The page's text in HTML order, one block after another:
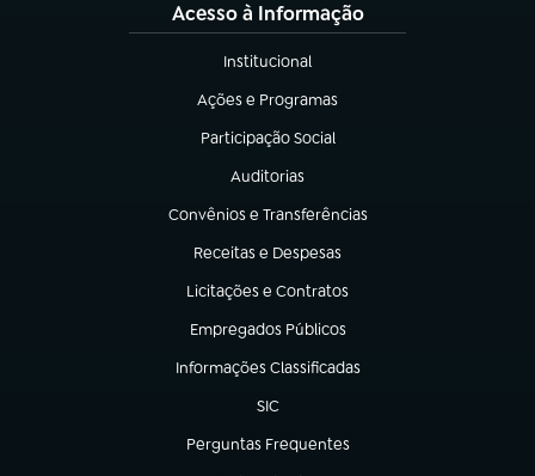
Acesso à Informação
Institucional
(abre em nova aba)
Ações e Programas
(abre em nova aba)
Participação Social
(abre em nova aba)
Auditorias
(abre em nova aba)
Convênios e Transferências
(abre em nova aba)
Receitas e Despesas
(abre em nova aba)
Licitações e Contratos
(abre em nova aba)
Empregados Públicos
(abre em nova aba)
Informações Classificadas
(abre em nova aba)
SIC
(abre em nova aba)
Perguntas Frequentes
(abre em nova aba)